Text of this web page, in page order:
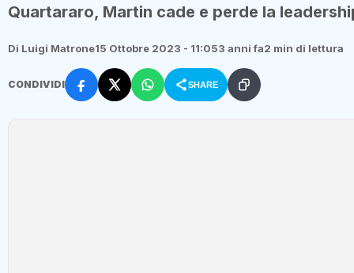
Quartararo, Martin cade e perde la
Di Luigi Matrone15 Ottobre 2023 - 11:053 anni fa2 min di lettura
CONDIVIDI SHARE